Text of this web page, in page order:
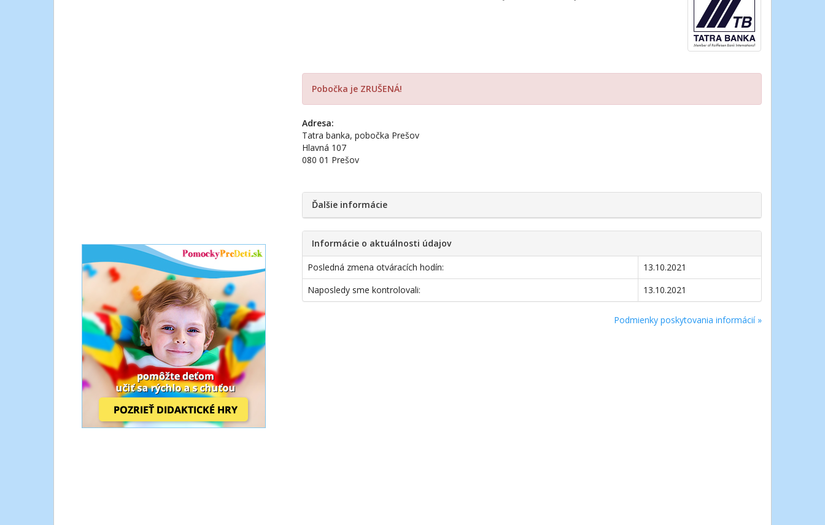
Pobočka je ZRUŠENÁ!
Adresa:
Tatra banka, pobočka Prešov
Hlavná 107
080 01 Prešov
Ďalšie informácie
Informácie o aktuálnosti údajov
Posledná zmena otváracích hodín:
13.10.2021
Naposledy sme kontrolovali:
13.10.2021
Podmienky poskytovania informácií »